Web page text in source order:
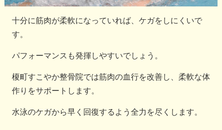
十分に筋肉が柔軟になっていれば、ケガをしにくいで
す。
パフォーマンスも発揮しやすいでしょう。
榎町すこやか整骨院では筋肉の血行を改善し、柔軟な体
作りをサポートします。
水泳のケガから早く回復するよう全力を尽くします。